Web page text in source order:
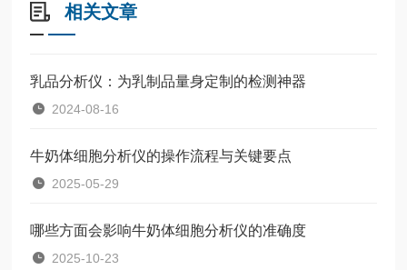
相关文章
乳品分析仪：为乳制品量身定制的检测神器
2024-08-16
牛奶体细胞分析仪的操作流程与关键要点
2025-05-29
哪些方面会影响牛奶体细胞分析仪的准确度
2025-10-23